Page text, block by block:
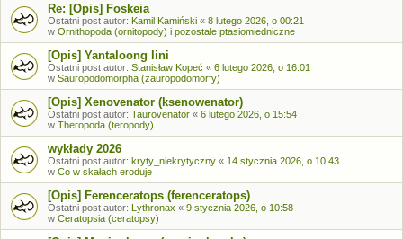
Re: [Opis] Foskeia
Ostatni post autor: Kamil Kamiński « 8 lutego 2026, o 00:21
w Ornithopoda (ornitopody) i pozostałe ptasiomiedniczne
[Opis] Yantaloong lini
Ostatni post autor: Stanisław Kopeć « 6 lutego 2026, o 16:01
w Sauropodomorpha (zauropodomorfy)
[Opis] Xenovenator (ksenowenator)
Ostatni post autor: Taurovenator « 6 lutego 2026, o 15:54
w Theropoda (teropody)
wykłady 2026
Ostatni post autor: kryty_niekrytyczny « 14 stycznia 2026, o 10:43
w Co w skałach eroduje
[Opis] Ferenceratops (ferenceratops)
Ostatni post autor: Lythronax « 9 stycznia 2026, o 10:58
w Ceratopsia (ceratopsy)